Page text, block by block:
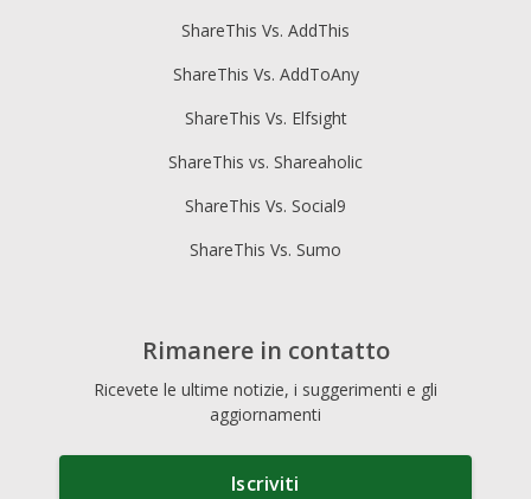
ShareThis Vs. AddThis
ShareThis Vs. AddToAny
ShareThis Vs. Elfsight
ShareThis vs. Shareaholic
ShareThis Vs. Social9
ShareThis Vs. Sumo
Rimanere in contatto
Ricevete le ultime notizie, i suggerimenti e gli
aggiornamenti
Iscriviti